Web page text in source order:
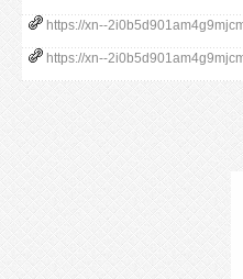
https://xn--
https://xn--